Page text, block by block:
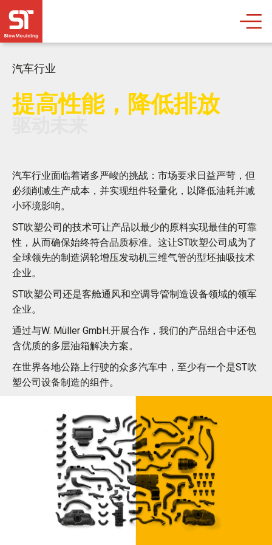
汽车行业
提高性能，降低排放
汽车行业面临着诸多严峻的挑战：市场要求日益严苛，但
必须削减生产成本，并实现组件轻量化，以降低油耗并减
小环境影响。
ST吹塑公司的技术可让产品以最少的原料实现最佳的可靠
性，从而确保始终符合品质标准。这让ST吹塑公司成为了
全球领先的制造涡轮增压发动机三维气管的型坯抽吸技术
企业。
ST吹塑公司还是客舱通风和空调导管制造设备领域的领军
企业。
通过与W. Müller GmbH.开展合作，我们的产品组合中还包
含优质的多层油箱解决方案。
在世界各地公路上行驶的众多汽车中，至少有一个是ST吹
塑公司设备制造的组件。